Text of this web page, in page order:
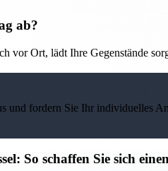
ab?
vor Ort, lädt Ihre Gegenstände
und fordern Sie Ihr individuelles
So schaffen Sie sich